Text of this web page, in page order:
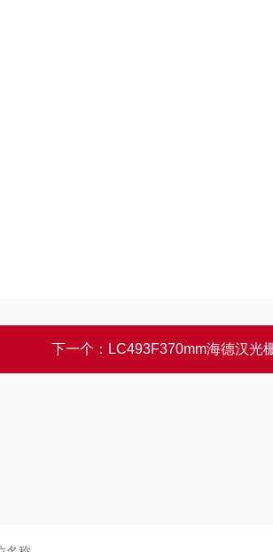
下一个： LC493F370mm海德汉光